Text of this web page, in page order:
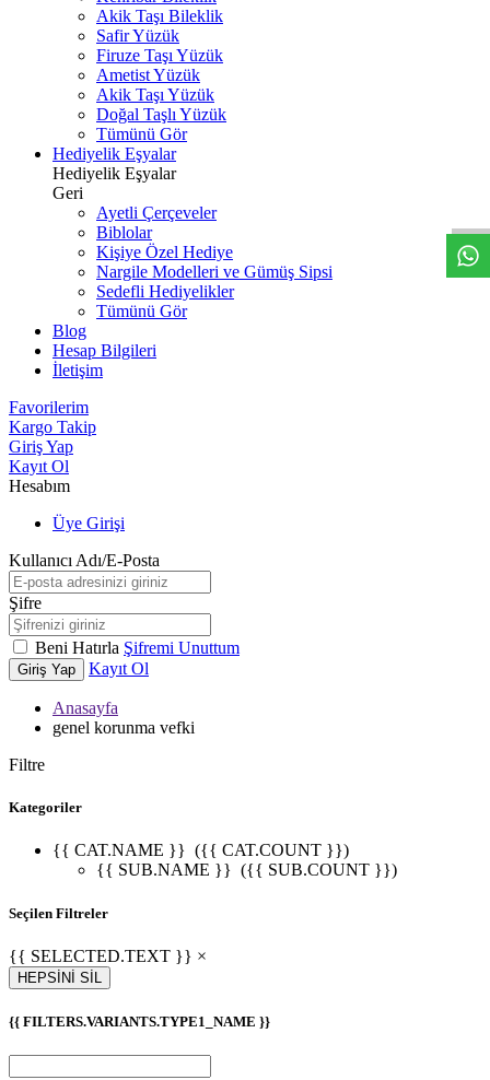
Akik Taşı Bileklik
Safir Yüzük
Firuze Taşı Yüzük
Ametist Yüzük
Akik Taşı Yüzük
Doğal Taşlı Yüzük
Tümünü Gör
Hediyelik Eşyalar
Hediyelik Eşyalar
Geri
Ayetli Çerçeveler
Biblolar
Kişiye Özel Hediye
Nargile Modelleri ve Gümüş Sipsi
Sedefli Hediyelikler
Tümünü Gör
Blog
Hesap Bilgileri
İletişim
Favorilerim
Kargo Takip
Giriş Yap
Kayıt Ol
Hesabım
Üye Girişi
Kullanıcı Adı/E-Posta
Şifre
Beni Hatırla Şifremi Unuttum
Giriş Yap Kayıt Ol
Anasayfa
genel korunma vefki
Filtre
Kategoriler
{{ CAT.NAME }} ({{ CAT.COUNT }})
{{ SUB.NAME }} ({{ SUB.COUNT }})
Seçilen Filtreler
{{ SELECTED.TEXT }} ×
HEPSİNİ SİL
{{ FILTERS.VARIANTS.TYPE1_NAME }}